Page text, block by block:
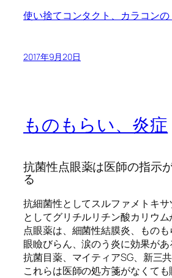
使い捨てコンタクト、カラコン
2017年9月20日
ものもらい、炎症
抗菌性点眼薬は医師の指示
る
抗細菌性としてスルファメトキ
としてグリチルリチン酸カリウ
点眼薬は、細菌性結膜炎、ものも
眼瞼びらん、涙のう炎に効果が
抗菌目薬、マイティアSG、新三
これらは医師の処方箋がなくても